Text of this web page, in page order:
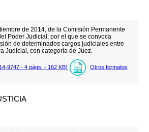
de 2014, de la Comisión Permanente
Poder Judicial, por el que se convoca
de determinados cargos judiciales entre
Judicial, con categoría de Juez.
9747 - 4 págs. - 162 KB) Otros formatos